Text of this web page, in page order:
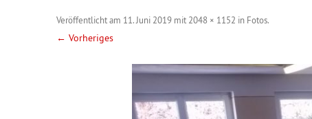
Veröffentlicht am 11. Juni 2019 mit 2048 × 1152 in Fotos.
← Vorheriges